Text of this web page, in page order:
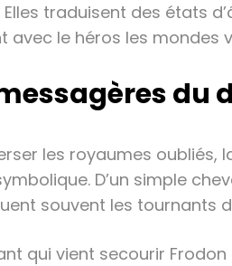
traduisent des états
le héros les mondes
du
les royaumes
D’un simple
souvent les tournants
qui vient secourir